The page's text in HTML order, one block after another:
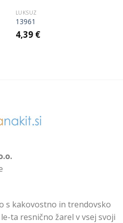
LUKSUZ
13961
4,39 €
s kakovostno in trendovsko
ta resnično žarel v vsej svoji